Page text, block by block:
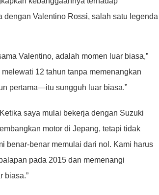
dengan Valentino Rossi, salah satu legenda
Valentino, adalah momen luar biasa,”
12 tahun tanpa memenangkan
pertama—itu sungguh luar biasa.”
saya mulai bekerja dengan Suzuki
motor di Jepang, tetapi tidak
benar-benar memulai dari nol. Kami harus
pada 2015 dan memenangi
biasa.”